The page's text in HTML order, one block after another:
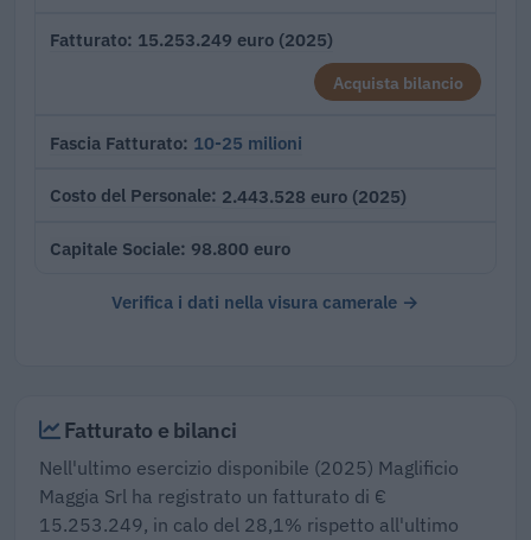
Fatturato 15.253.249 euro (2025)
Acquista bilancio
Fascia Fatturato 10-25 milioni
Costo del Personale 2.443.528 euro (2025)
Capitale Sociale 98.800 euro
Verifica i dati nella visura camerale →
Fatturato e bilanci
Nell'ultimo esercizio disponibile (2025) Maglificio
Maggia Srl ha registrato un fatturato di €
15.253.249, in calo del 28,1% rispetto all'ultimo